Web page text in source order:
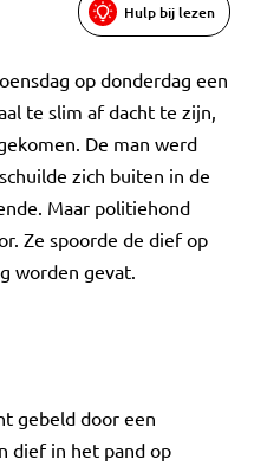
Hulp bij lezen
op donderdag een
te slim af dacht te zijn,
De man werd
zich buiten in de
Maar politiehond
Ze spoorde de dief op
worden gevat.
gebeld door een
dief in het pand op